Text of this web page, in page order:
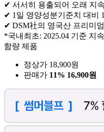
✔ 서서히 용출되어 오래 지
✔ 1일 영양성분기준치 대비
✔ DSM社의 영국산 프리미
*국내최초: 2025.04 기준 지
함량 제품
정상가 18,900원
판매가 11% 16,900원